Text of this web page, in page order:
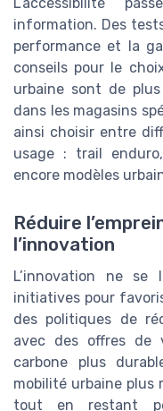
information. Des
performance et la
conseils pour le
urbaine sont de
dans les magasins
ainsi choisir entre
usage : trail
encore modèles
Réduire
l’innovation
L’innovation ne
initiatives pour
des politiques de
avec des offres de
carbone plus
mobilité urbaine plus
tout en restant